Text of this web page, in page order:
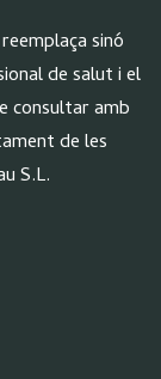
sinó
de salut i el
consultar amb
de les
S.L.